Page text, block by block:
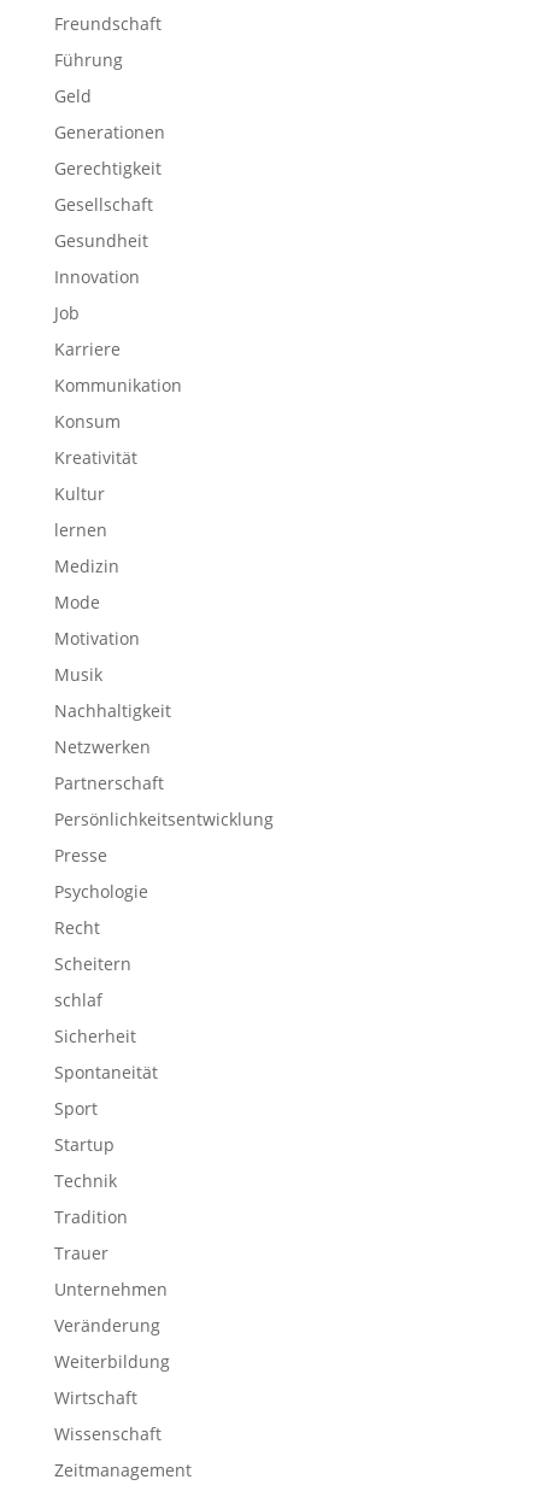
Freundschaft
Führung
Geld
Generationen
Gerechtigkeit
Gesellschaft
Gesundheit
Innovation
Job
Karriere
Kommunikation
Konsum
Kreativität
Kultur
lernen
Medizin
Mode
Motivation
Musik
Nachhaltigkeit
Netzwerken
Partnerschaft
Persönlichkeitsentwicklung
Presse
Psychologie
Recht
Scheitern
schlaf
Sicherheit
Spontaneität
Sport
Startup
Technik
Tradition
Trauer
Unternehmen
Veränderung
Weiterbildung
Wirtschaft
Wissenschaft
Zeitmanagement